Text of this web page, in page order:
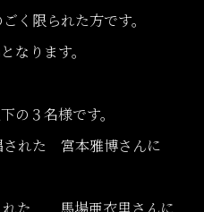
く限られた方です。
なります。
の３名様です。
された 宮本雅博さんに
れた 馬場亜衣里さんに